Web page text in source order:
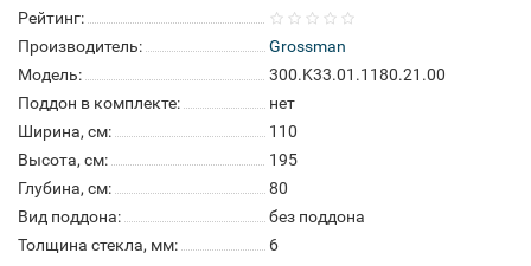
Рейтинг:
Производитель:
Grossman
Модель:
300.K33.01.1180.21.00
Поддон в комплекте:
нет
Ширина, см:
110
Высота, см:
195
Глубина, см:
80
Вид поддона:
без поддона
Толщина стекла, мм:
6